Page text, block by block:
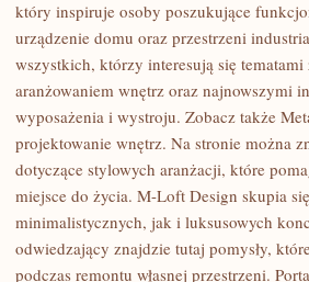
ZRÓWNOWAŻONE
WNĘTRZA
który inspiruje osoby poszukujące
urządzenie domu oraz przestrzeni
wszystkich, którzy interesują się
aranżowaniem wnętrz oraz najnowszymi
wyposażenia i wystroju. Zobacz także
projektowanie wnętrz. Na stronie można
dotyczące stylowych aranżacji, które
miejsce do życia. M-Loft Design skupia
minimalistycznych, jak i luksusowych
odwiedzający znajdzie tutaj pomysły,
podczas remontu własnej przestrzeni.